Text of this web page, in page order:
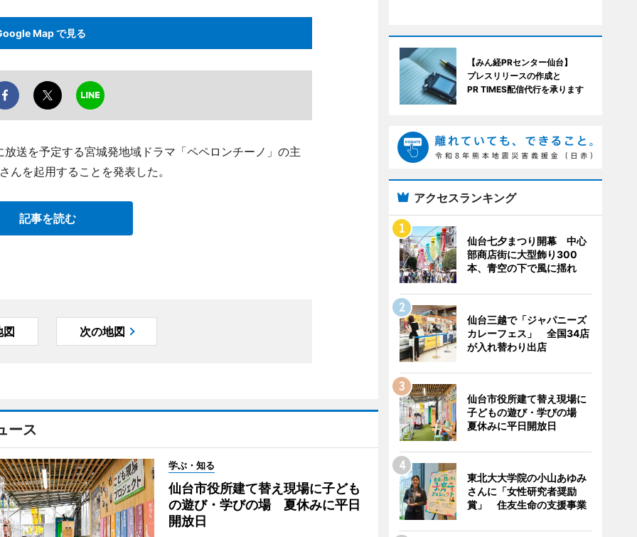
Map で見る
送を予定する宮城発地域ドラマ「ペペロンチーノ」の主
んを起用することを発表した。
記事を読む
図 次の地図
ース
学ぶ・知る
仙台市役所建て替え現場に子ども
の遊び・学びの場 夏休みに平日
開放日
【みん経PRセンター仙台】
プレスリリースの作成と
PR TIMES配信代行を承ります
アクセスランキング
仙台七夕まつり開幕 中心
部商店街に大型飾り300
本、青空の下で風に揺れ
仙台三越で「ジャパニーズ
カレーフェス」 全国34店
が入れ替わり出店
仙台市役所建て替え現場に
子どもの遊び・学びの場
夏休みに平日開放日
東北大大学院の小山あゆみ
さんに「女性研究者奨励
賞」 住友生命の支援事業